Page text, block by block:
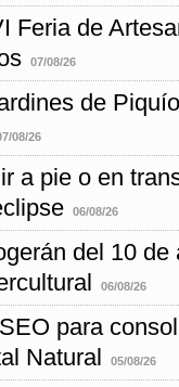
Feria de
07/08/26
de
08/26
a pie o en
06/08/26
del 10 de
06/08/26
para
Natural
05/08/26